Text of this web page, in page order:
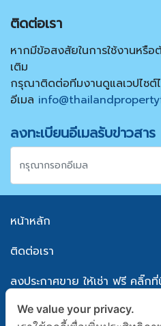
ติดต่อเรา
หากมีข้อสงสัยในการใช้งานหรื
เติม
กรุณาติดต่อทีมงานดูแลเวปไซต์
อีเมล
ลงทะเบียนอีเมลรับข่าวสาร
หน้าหลัก
ติดต่อเรา
ลงประกาศขาย ให้เช่า ฟรี คลิ๊ก
แผนผังเว็บไซต์
We value your privacy.